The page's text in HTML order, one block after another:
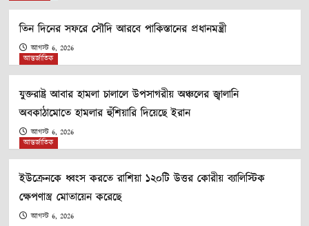
তিন দিনের সফরে সৌদি আরবে পাকিস্তানের প্রধানমন্ত্রী
আগস্ট 6, 2026
আন্তর্জাতিক
যুক্তরাষ্ট্র আবার হামলা চালালে উপসাগরীয় অঞ্চলের জ্বালানি
অবকাঠামোতে হামলার হুঁশিয়ারি দিয়েছে ইরান
আগস্ট 6, 2026
আন্তর্জাতিক
ইউক্রেনকে ধ্বংস করতে রাশিয়া ১২০টি উত্তর কোরীয় ব্যালিস্টিক
ক্ষেপণাস্ত্র মোতায়েন করেছে
আগস্ট 6, 2026